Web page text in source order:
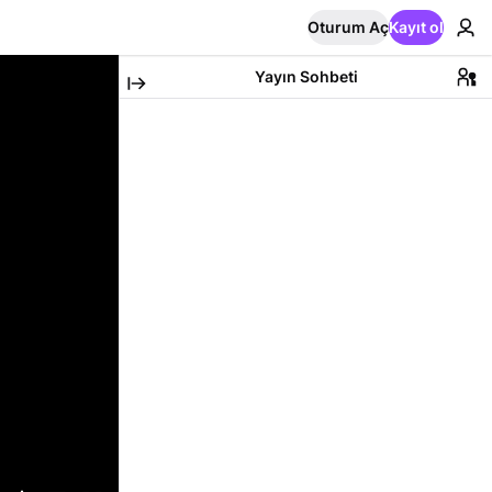
Oturum AçKayıt ol
Yayın Sohbeti